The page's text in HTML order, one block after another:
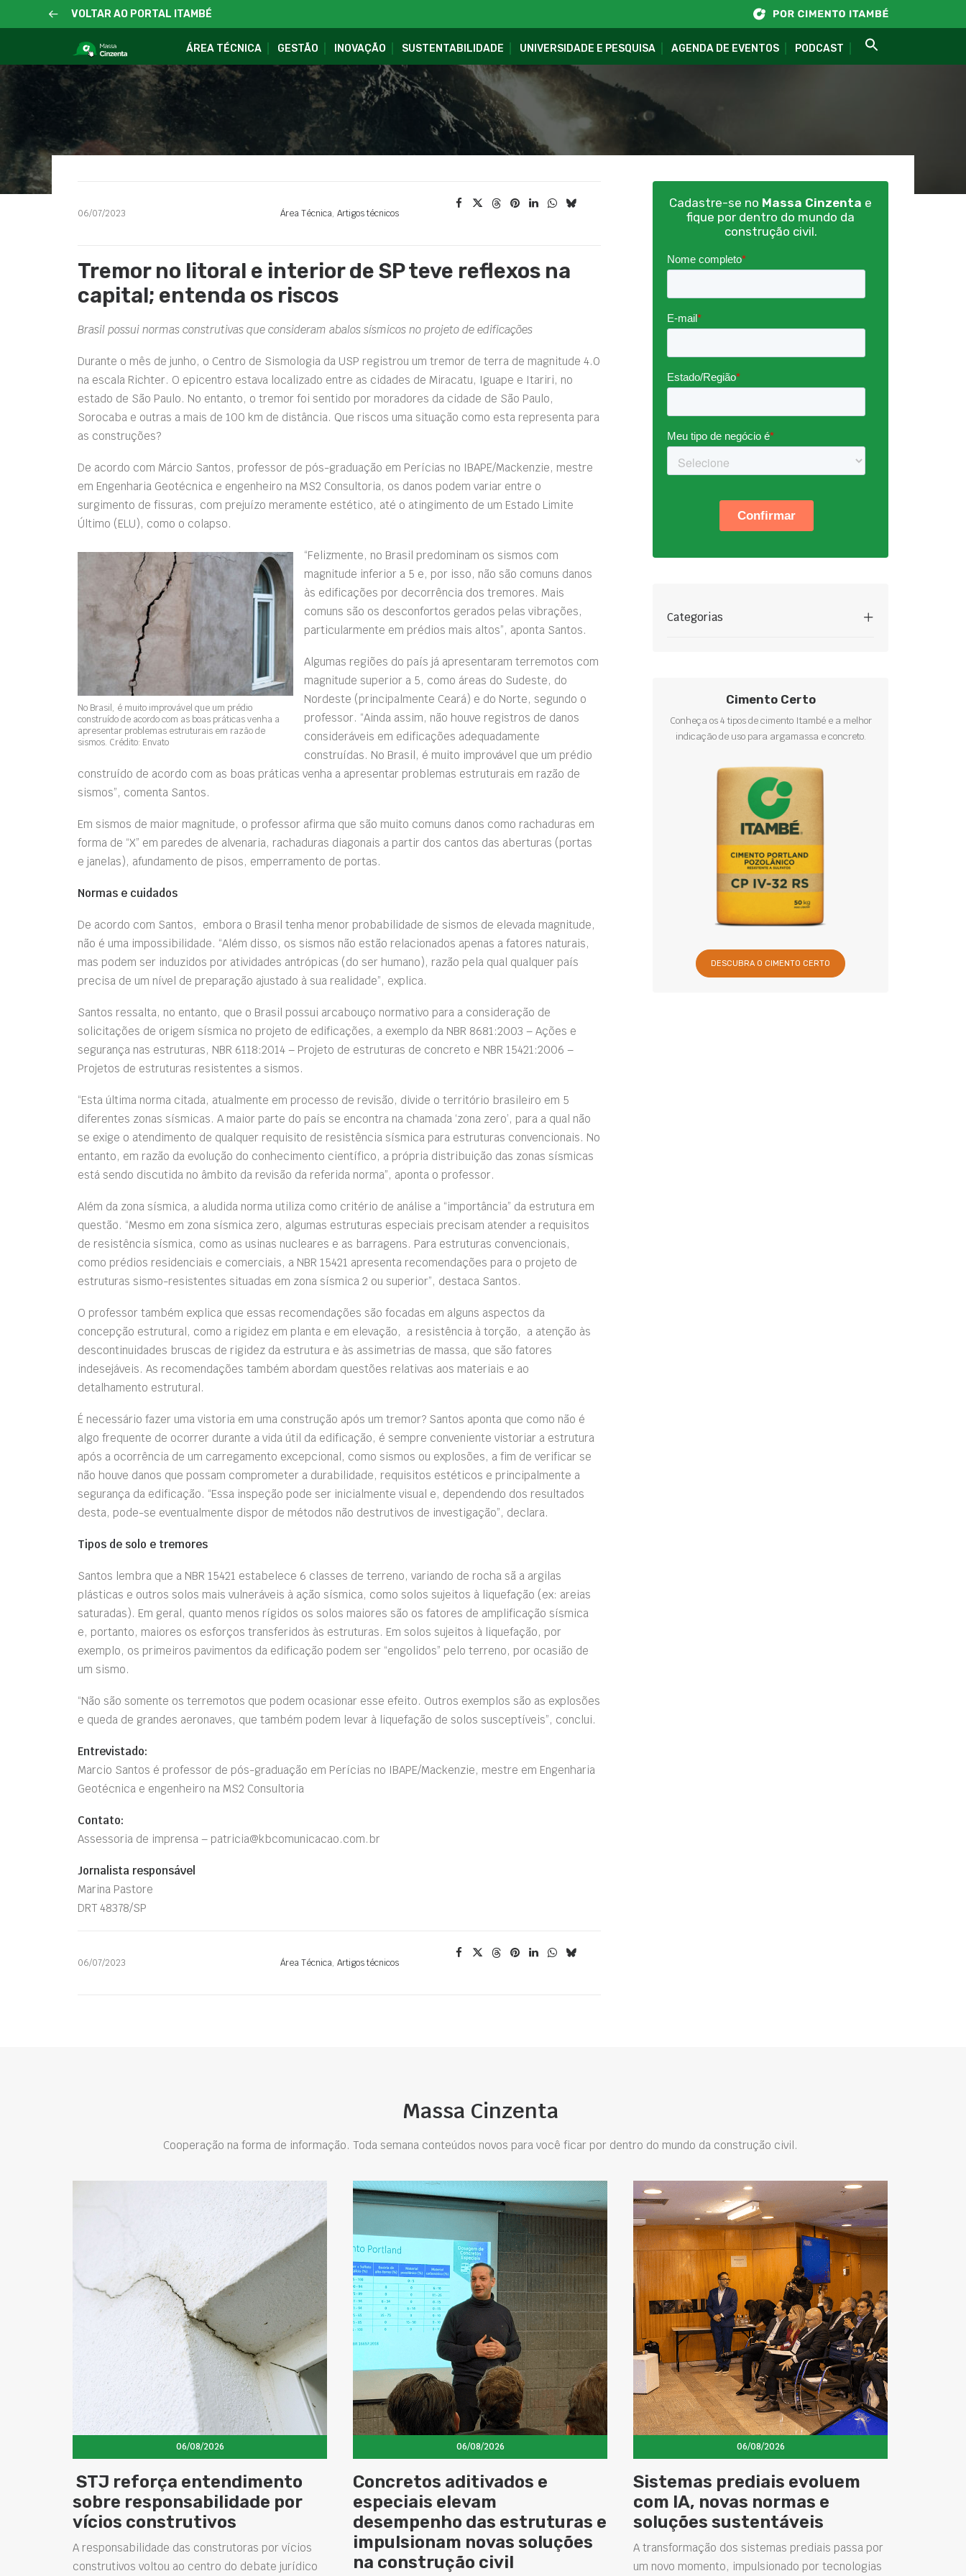
VOLTAR AO PORTAL ITAMBÉ
ÁREA TÉCNICA GESTÃO INOVAÇÃO SUSTENTABILIDADE UNIVERSIDADE E PESQUISA AGENDA DE EVENTOS PODCAST
06/07/2023 Área Técnica, Artigos técnicos
Tremor no litoral e interior de SP teve reflexos na
capital; entenda os riscos
Brasil possui normas construtivas que consideram abalos sísmicos no projeto de edificações
Durante o mês de junho, o Centro de Sismologia da USP registrou um tremor de terra de magnitude 4.0
na escala Richter. O epicentro estava localizado entre as cidades de Miracatu, Iguape e Itariri, no
estado de São Paulo. No entanto, o tremor foi sentido por moradores da cidade de São Paulo,
Sorocaba e outras a mais de 100 km de distância. Que riscos uma situação como esta representa para
as construções?
De acordo com Márcio Santos, professor de pós-graduação em Perícias no IBAPE/Mackenzie, mestre
em Engenharia Geotécnica e engenheiro na MS2 Consultoria, os danos podem variar entre o
surgimento de fissuras, com prejuízo meramente estético, até o atingimento de um Estado Limite
Último (ELU), como o colapso.
No Brasil, é muito improvável que um prédio
construído de acordo com as boas práticas venha a
apresentar problemas estruturais em razão de
sismos. Crédito: Envato
“Felizmente, no Brasil predominam os sismos com
magnitude inferior a 5 e, por isso, não são comuns danos
às edificações por decorrência dos tremores. Mais
comuns são os desconfortos gerados pelas vibrações,
particularmente em prédios mais altos”, aponta Santos.
Algumas regiões do país já apresentaram terremotos com
magnitude superior a 5, como áreas do Sudeste, do
Nordeste (principalmente Ceará) e do Norte, segundo o
professor. “Ainda assim, não houve registros de danos
consideráveis em edificações adequadamente
construídas. No Brasil, é muito improvável que um prédio
construído de acordo com as boas práticas venha a apresentar problemas estruturais em razão de
sismos”, comenta Santos.
Em sismos de maior magnitude, o professor afirma que são muito comuns danos como rachaduras em
forma de “X” em paredes de alvenaria, rachaduras diagonais a partir dos cantos das aberturas (portas
e janelas), afundamento de pisos, emperramento de portas.
Normas e cuidados
De acordo com Santos, embora o Brasil tenha menor probabilidade de sismos de elevada magnitude,
não é uma impossibilidade. “Além disso, os sismos não estão relacionados apenas a fatores naturais,
mas podem ser induzidos por atividades antrópicas (do ser humano), razão pela qual qualquer país
precisa de um nível de preparação ajustado à sua realidade”, explica.
Santos ressalta, no entanto, que o Brasil possui arcabouço normativo para a consideração de
solicitações de origem sísmica no projeto de edificações, a exemplo da NBR 8681:2003 – Ações e
segurança nas estruturas, NBR 6118:2014 – Projeto de estruturas de concreto e NBR 15421:2006 –
Projetos de estruturas resistentes a sismos.
“Esta última norma citada, atualmente em processo de revisão, divide o território brasileiro em 5
diferentes zonas sísmicas. A maior parte do país se encontra na chamada ‘zona zero’, para a qual não
se exige o atendimento de qualquer requisito de resistência sísmica para estruturas convencionais. No
entanto, em razão da evolução do conhecimento científico, a própria distribuição das zonas sísmicas
está sendo discutida no âmbito da revisão da referida norma”, aponta o professor.
Além da zona sísmica, a aludida norma utiliza como critério de análise a “importância” da estrutura em
questão. “Mesmo em zona sísmica zero, algumas estruturas especiais precisam atender a requisitos
de resistência sísmica, como as usinas nucleares e as barragens. Para estruturas convencionais,
como prédios residenciais e comerciais, a NBR 15421 apresenta recomendações para o projeto de
estruturas sismo-resistentes situadas em zona sísmica 2 ou superior”, destaca Santos.
O professor também explica que essas recomendações são focadas em alguns aspectos da
concepção estrutural, como a rigidez em planta e em elevação, a resistência à torção, a atenção às
descontinuidades bruscas de rigidez da estrutura e às assimetrias de massa, que são fatores
indesejáveis. As recomendações também abordam questões relativas aos materiais e ao
detalhamento estrutural.
É necessário fazer uma vistoria em uma construção após um tremor? Santos aponta que como não é
algo frequente de ocorrer durante a vida útil da edificação, é sempre conveniente vistoriar a estrutura
após a ocorrência de um carregamento excepcional, como sismos ou explosões, a fim de verificar se
não houve danos que possam comprometer a durabilidade, requisitos estéticos e principalmente a
segurança da edificação. “Essa inspeção pode ser inicialmente visual e, dependendo dos resultados
desta, pode-se eventualmente dispor de métodos não destrutivos de investigação”, declara.
Tipos de solo e tremores
Santos lembra que a NBR 15421 estabelece 6 classes de terreno, variando de rocha sã a argilas
plásticas e outros solos mais vulneráveis à ação sísmica, como solos sujeitos à liquefação (ex: areias
saturadas). Em geral, quanto menos rígidos os solos maiores são os fatores de amplificação sísmica
e, portanto, maiores os esforços transferidos às estruturas. Em solos sujeitos à liquefação, por
exemplo, os primeiros pavimentos da edificação podem ser “engolidos” pelo terreno, por ocasião de
um sismo.
“Não são somente os terremotos que podem ocasionar esse efeito. Outros exemplos são as explosões
e queda de grandes aeronaves, que também podem levar à liquefação de solos susceptíveis”, conclui.
Entrevistado:
Marcio Santos é professor de pós-graduação em Perícias no IBAPE/Mackenzie, mestre em Engenharia
Geotécnica e engenheiro na MS2 Consultoria
Contato:
Assessoria de imprensa – patricia@kbcomunicacao.com.br
Jornalista responsável
Marina Pastore
DRT 48378/SP
06/07/2023 Área Técnica, Artigos técnicos
Cadastre-se no Massa Cinzenta e
fique por dentro do mundo da
construção civil.
Categorias
Cimento Certo
Conheça os 4 tipos de cimento Itambé e a melhor
indicação de uso para argamassa e concreto.
DESCUBRA O CIMENTO CERTO
Massa Cinzenta
Cooperação na forma de informação. Toda semana conteúdos novos para você ficar por dentro do mundo da construção civil.
06/08/2026
STJ reforça entendimento
sobre responsabilidade por
vícios construtivos
A responsabilidade das construtoras por vícios
construtivos voltou ao centro do debate jurídico
06/08/2026
Concretos aditivados e
especiais elevam
desempenho das estruturas e
impulsionam novas soluções
na construção civil
06/08/2026
Sistemas prediais evoluem
com IA, novas normas e
soluções sustentáveis
A transformação dos sistemas prediais passa por
um novo momento, impulsionado por tecnologias